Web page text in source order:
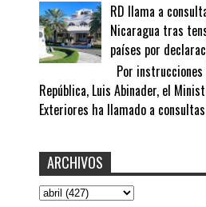
RD llama a
Nicaragua tras
países por
Por
República, Luis Abinader, el
Exteriores ha llamado a
ARCHIVOS